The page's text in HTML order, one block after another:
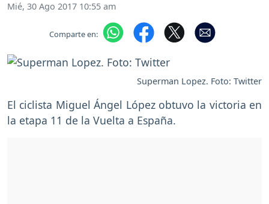
Mié, 30 Ago 2017 10:55 am
Comparte en:
Superman Lopez. Foto: Twitter
El ciclista Miguel Ángel López obtuvo la victoria en
la etapa 11 de la Vuelta a España.